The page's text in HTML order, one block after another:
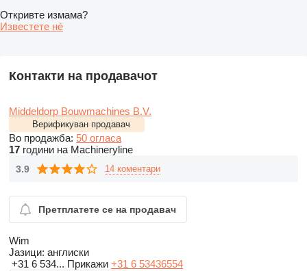
Откривте измама?
Известете нѐ
Контакти на продавачот
Middeldorp Bouwmachines B.V.
Верификуван продавач
Во продажба: 50 огласа
17 години на Machineryline
3.9 14 коментари
Претплатете се на продавач
Wim
Јазици: англиски
+31 6 534... Прикажи +31 6 53436554